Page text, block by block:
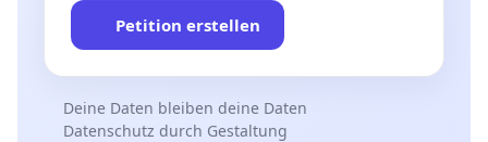
Petition erstellen
Deine Daten bleiben deine Daten
Datenschutz durch Gestaltung